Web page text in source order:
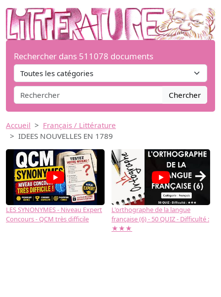
Rechercher dans 511078 documents
Chercher
Accueil
Français / Littérature
IDEES NOUVELLES EN 1789
LES SYNONYMES - Niveau Expert
Concours - QCM très difficile
L'orthographe de la langue
française (6) - 50 QUIZ - Difficulté :
★★★
→